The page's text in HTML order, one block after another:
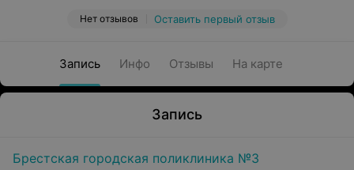
Нет отзывов Оставить первый отзыв
Запись Инфо Отзывы На карте
Запись
Брестская городская поликлиника №3